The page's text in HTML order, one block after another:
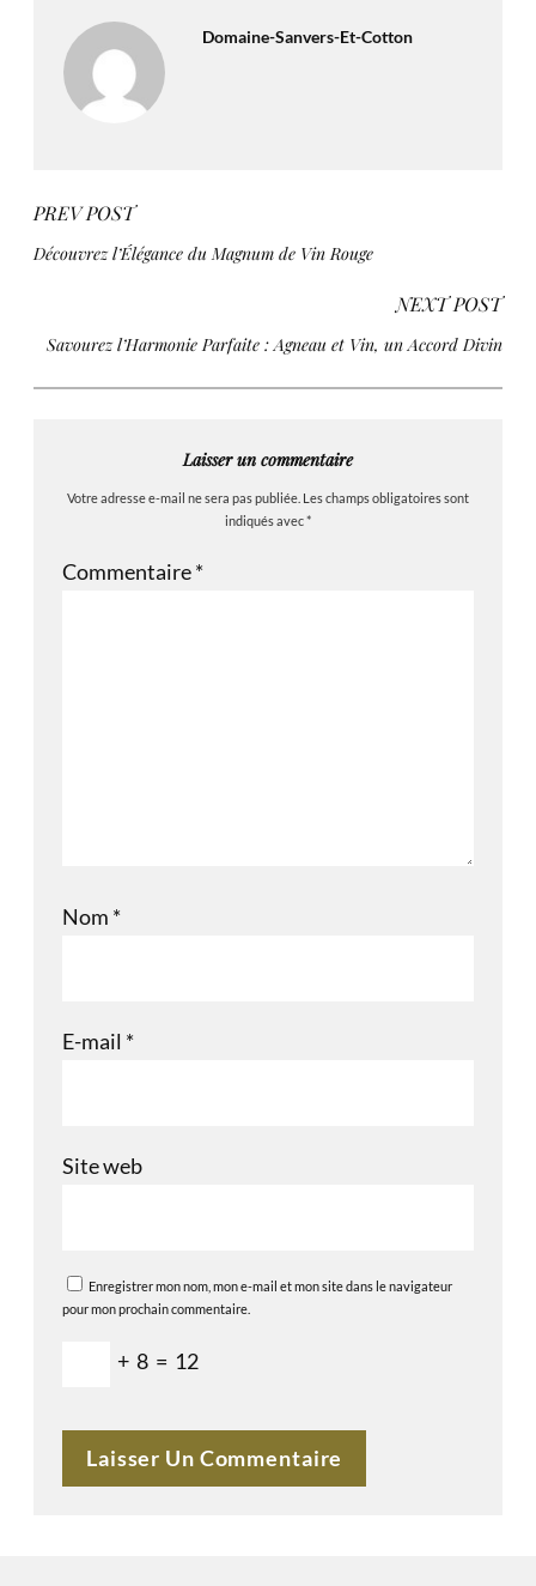
Domaine-Sanvers-Et-Cotton
PREV POST
Découvrez l’Élégance du Magnum de Vin Rouge
NEXT POST
Savourez l’Harmonie Parfaite : Agneau et Vin, un Accord Divin
Laisser un commentaire
Votre adresse e-mail ne sera pas publiée. Les champs obligatoires sont
indiqués avec*
Commentaire*
Nom *
E-mail *
Site web
Enregistrer mon nom, mon e-mail et mon site dans le navigateur
pour mon prochain commentaire.
+ 8 = 12